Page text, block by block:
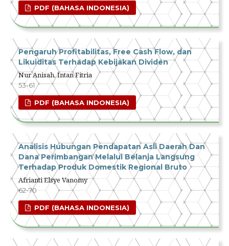
PDF (BAHASA INDONESIA)
Pengaruh Profitabilitas, Free Cash Flow, dan
Likuiditas Terhadap Kebijakan Dividen
Nur Anisah, Intan Fitria
53-61
PDF (BAHASA INDONESIA)
Analisis Hubungan Pendapatan Asli Daerah Dan
Dana Perimbangan Melalui Belanja Langsung
Terhadap Produk Domestik Regional Bruto
Afrianti Elsye Vanomy
62-70
PDF (BAHASA INDONESIA)